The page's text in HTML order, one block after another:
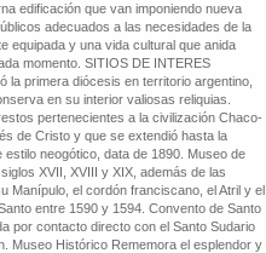
edificación que van imponiendo nueva
adecuados a las necesidades de la
equipada y una vida cultural que anida
momento. SITIOS DE INTERES
primera diócesis en territorio argentino,
en su interior valiosas reliquias.
pertenecientes a la civilización Chaco-
de Cristo y que se extendió hasta la
neogótico, data de 1890. Museo de
XVII, XVIII y XIX, además de las
Manípulo, el cordón franciscano, el Atril y el
entre 1590 y 1594. Convento de Santo
por contacto directo con el Santo Sudario
Museo Histórico Rememora el esplendor y